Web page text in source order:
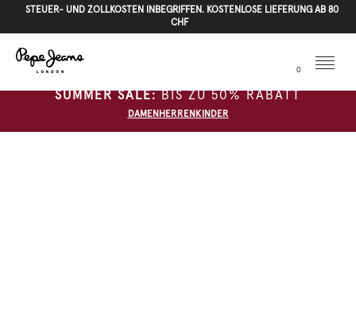
STEUER- UND ZOLLKOSTEN INBEGRIFFEN. KOSTENLOSE LIEFERUNG AB 80
CHF
0
Menu
SUMMER SALE:BIS ZU 50% RABATT
DAMEN HERREN KINDER